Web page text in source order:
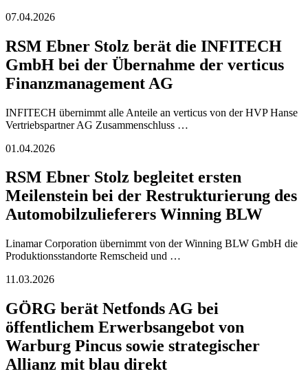
07.04.2026
RSM Ebner Stolz berät die INFITECH
GmbH bei der Übernahme der verticus
Finanzmanagement AG
INFITECH übernimmt alle Anteile an verticus von der HVP Hanse
Vertriebspartner AG Zusammenschluss …
01.04.2026
RSM Ebner Stolz begleitet ersten
Meilenstein bei der Restrukturierung des
Automobilzulieferers Winning BLW
Linamar Corporation übernimmt von der Winning BLW GmbH die
Produktionsstandorte Remscheid und …
11.03.2026
GÖRG berät Netfonds AG bei
öffentlichem Erwerbsangebot von
Warburg Pincus sowie strategischer
Allianz mit blau direkt